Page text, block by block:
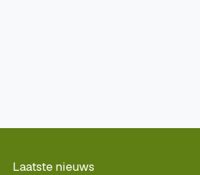
Laatste nieuws